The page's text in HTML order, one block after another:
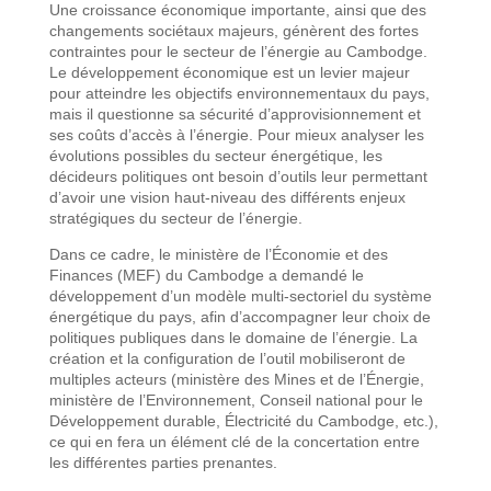
Une croissance économique importante, ainsi que des
changements sociétaux majeurs, génèrent des fortes
contraintes pour le secteur de l’énergie au Cambodge.
Le développement économique est un levier majeur
pour atteindre les objectifs environnementaux du pays,
mais il questionne sa sécurité d’approvisionnement et
ses coûts d’accès à l’énergie. Pour mieux analyser les
évolutions possibles du secteur énergétique, les
décideurs politiques ont besoin d’outils leur permettant
d’avoir une vision haut-niveau des différents enjeux
stratégiques du secteur de l’énergie.
Dans ce cadre, le ministère de l’Économie et des
Finances (MEF) du Cambodge a demandé le
développement d’un modèle multi-sectoriel du système
énergétique du pays, afin d’accompagner leur choix de
politiques publiques dans le domaine de l’énergie. La
création et la configuration de l’outil mobiliseront de
multiples acteurs (ministère des Mines et de l’Énergie,
ministère de l’Environnement, Conseil national pour le
Développement durable, Électricité du Cambodge, etc.),
ce qui en fera un élément clé de la concertation entre
les différentes parties prenantes.